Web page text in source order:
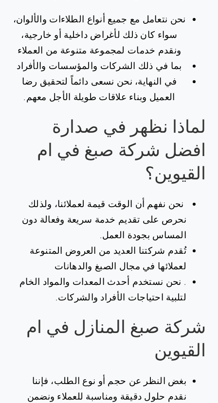
نحن نتعامل مع جميع أنواع الطلاءات والألوان،
سواء كان ذلك لأغراض داخلية أو خارجية،
ونقدم خدمات لمجموعة متنوعة من العملاء
بما في ذلك الشركات والمؤسسات والأفراد
في النهاية، نحن نسعى دائماً لتحقيق رضا
العميل وبناء علاقات طويلة الأجل معهم.
لماذا نظهر في صدارة
افضل شركة صبغ في ام
القيوين؟
نحن نفهم أن الوقت قيمة لعملائنا، ولذلك
نحرص على تقديم خدمة سريعة وفعالة دون
المساس بجودة العمل.
تُقدم شركتنا العديد من العروض المتنوعة
لعملائها في مجال الصبغ والدهانات
. نحن نستخدم أحدث المعدات والمواد الخام
لتلبية احتياجات الأفراد والشركات.
‏شركة صبغ المنازل في ام
القيوين
بغض النظر عن حجم أو نوع الطلب، فإننا
نقدم حلول دقيقة ومناسبة للعملاء ونضمن